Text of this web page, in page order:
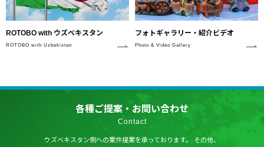
ROTOBO with ウズベキスタン
ROTOBO with Uzbekistan
フォトギャラリー・紹介ビデオ
Photo & Video Gallery
各種ご提案・お問い合わせ
Contact
ウズベキスタン側への案件提案を承っております。
その他、